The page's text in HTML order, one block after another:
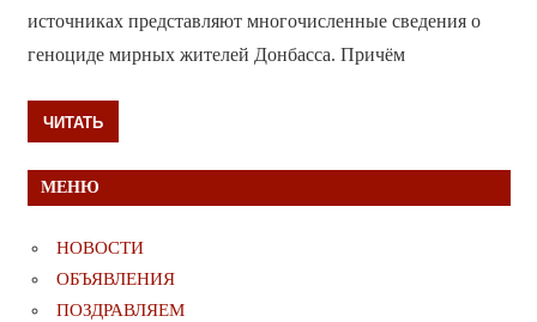
источниках представляют многочисленные сведения о
геноциде мирных жителей Донбасса. Причём
ЧИТАТЬ
МЕНЮ
НОВОСТИ
ОБЪЯВЛЕНИЯ
ПОЗДРАВЛЯЕМ